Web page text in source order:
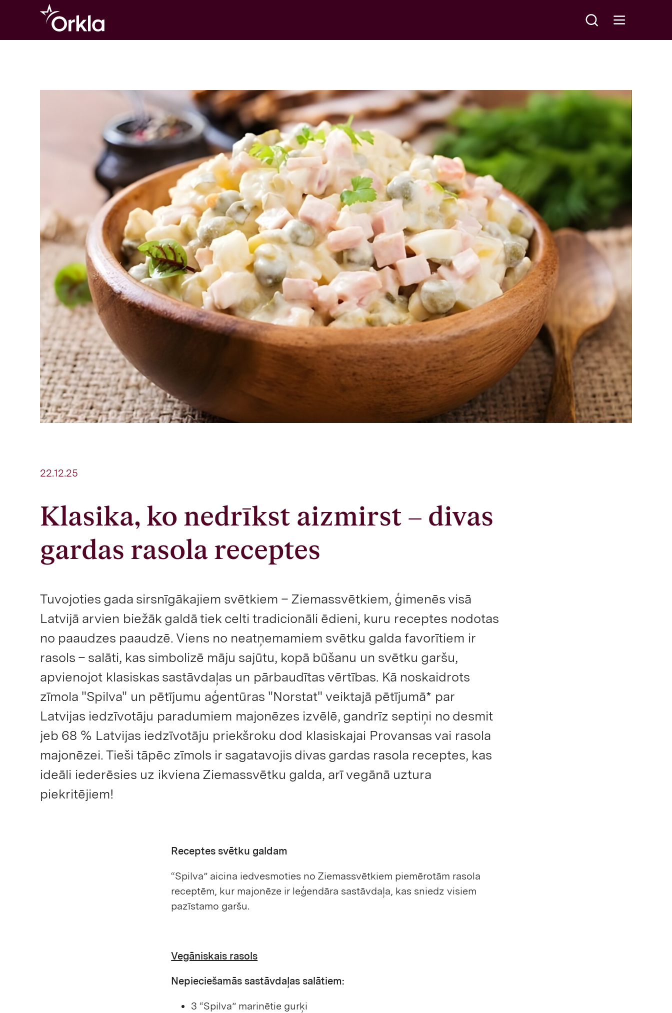
Go to frontpage
Meklēt
22.12.25
Klasika, ko nedrīkst aizmirst – divas
gardas rasola receptes
Tuvojoties gada sirsnīgākajiem svētkiem – Ziemassvētkiem, ģimenēs visā
Latvijā arvien biežāk galdā tiek celti tradicionāli ēdieni, kuru receptes nodotas
no paaudzes paaudzē. Viens no neatņemamiem svētku galda favorītiem ir
rasols – salāti, kas simbolizē māju sajūtu, kopā būšanu un svētku garšu,
apvienojot klasiskas sastāvdaļas un pārbaudītas vērtības. Kā noskaidrots
zīmola "Spilva" un pētījumu aģentūras "Norstat" veiktajā pētījumā* par
Latvijas iedzīvotāju paradumiem majonēzes izvēlē, gandrīz septiņi no desmit
jeb 68 % Latvijas iedzīvotāju priekšroku dod klasiskajai Provansas vai rasola
majonēzei. Tieši tāpēc zīmols ir sagatavojis divas gardas rasola receptes, kas
ideāli iederēsies uz ikviena Ziemassvētku galda, arī vegānā uztura
piekritējiem!
Receptes svētku galdam
“Spilva” aicina iedvesmoties no Ziemassvētkiem piemērotām rasola
receptēm, kur majonēze ir leģendāra sastāvdaļa, kas sniedz visiem
pazīstamo garšu.
Vegāniskais rasols
Nepieciešamās sastāvdaļas salātiem:
3 “Spilva” marinētie gurķi